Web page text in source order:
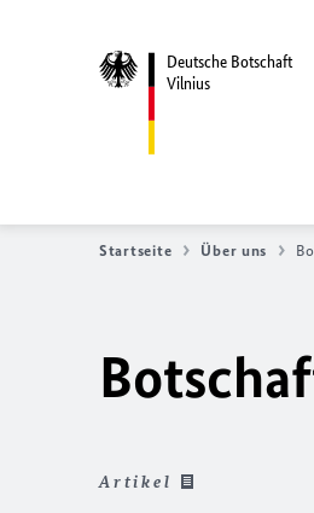
Deutsche Botschaft
Vilnius
Startseite Über uns
Artikel